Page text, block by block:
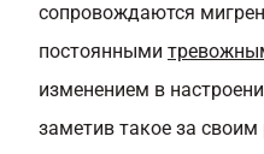
сопровождаются
постоянными
изменением в
заметив такое за